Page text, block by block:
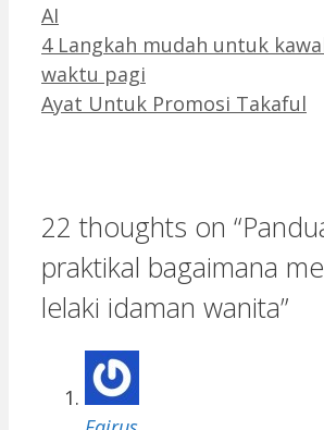
Categories
AI
4 Langkah mudah untuk
waktu pagi
Ayat Untuk Promosi Takaful
22 thoughts on
praktikal bagaimana
lelaki idaman wanita”